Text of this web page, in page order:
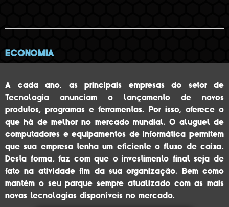
ECONOMIA
A cada ano, as principais empresas do setor de
Tecnologia anunciam o lançamento de novos
produtos, programas e ferramentas. Por isso, oferece o
que há de melhor no mercado mundial. O aluguel de
computadores e equipamentos de informática permitem
que sua empresa tenha um eficiente o fluxo de caixa.
Desta forma, faz com que o investimento final seja de
fato na atividade fim da sua organização. Bem como
mantém o seu parque sempre atualizado com as mais
novas tecnologias disponíveis no mercado.